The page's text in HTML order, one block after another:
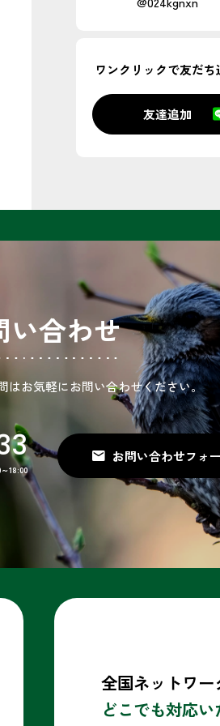
ワンクリックで友だち
友達追加
い合わせ
はお気軽にお問い合わせください。
18:00
お問い合わせ
全国ネットワー
どこでも対応